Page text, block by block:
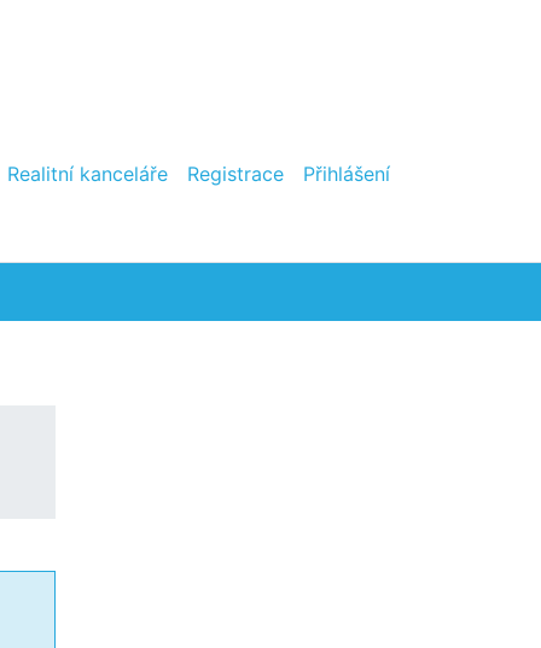
Realitní kanceláře Registrace Přihlášení